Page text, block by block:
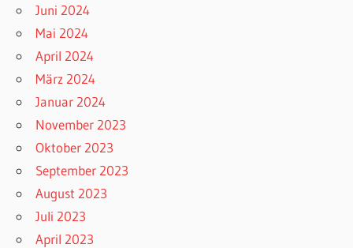
Juni 2024
Mai 2024
April 2024
März 2024
Januar 2024
November 2023
Oktober 2023
September 2023
August 2023
Juli 2023
April 2023